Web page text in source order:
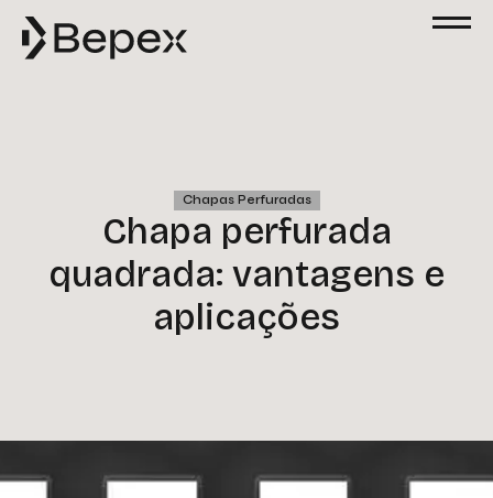
Chapas Perfuradas
Chapa perfurada
quadrada: vantagens e
aplicações